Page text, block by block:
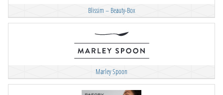
Blissim – Beauty-Box
Marley Spoon